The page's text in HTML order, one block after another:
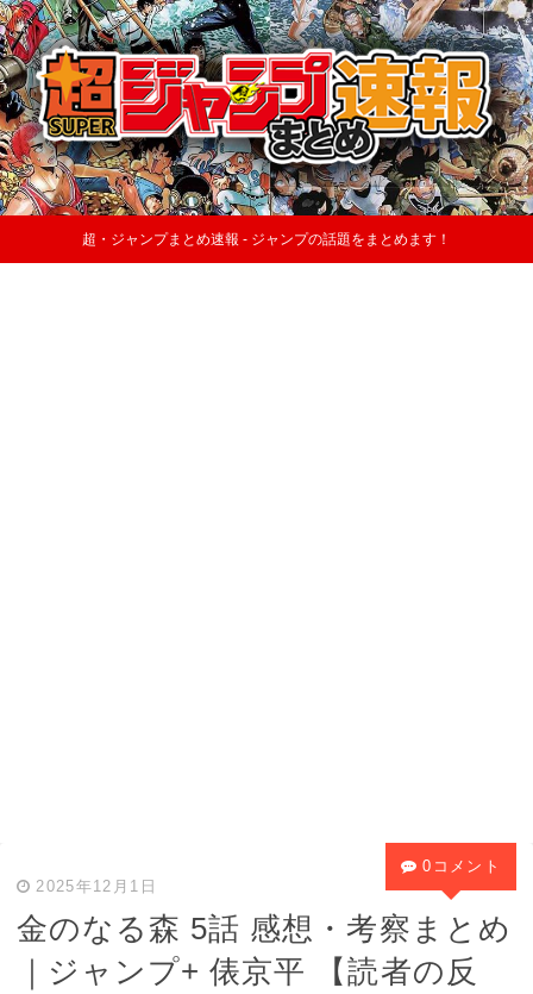
超・ジャンプまとめ速報 - ジャンプの話題をまとめます！
2025年12月1日
金のなる森 5話 感想・考察まとめ
｜ジャンプ+ 俵京平 【読者の反
0コメント